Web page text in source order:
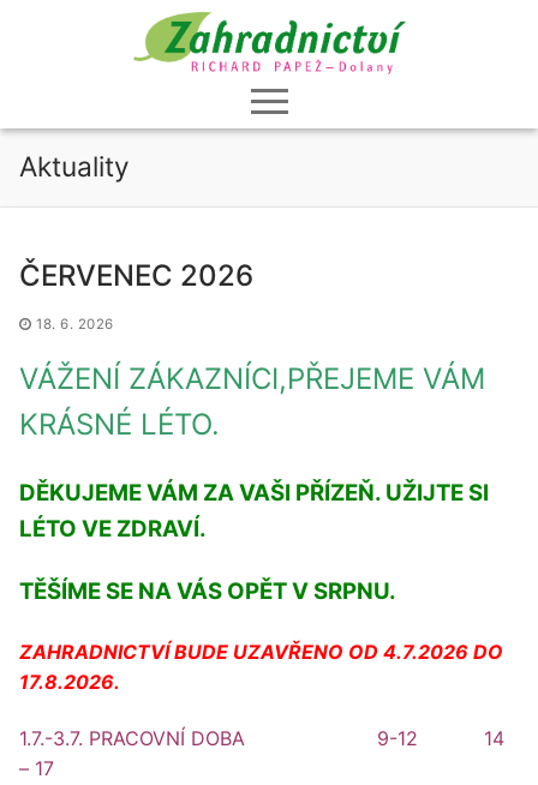
Aktuality
ČERVENEC 2026
18. 6. 2026
VÁŽENÍ ZÁKAZNÍCI,PŘEJEME VÁM
KRÁSNÉ LÉTO.
DĚKUJEME VÁM ZA VAŠI PŘÍZEŇ. UŽIJTE SI
LÉTO VE ZDRAVÍ.
TĚŠÍME SE NA VÁS OPĚT V SRPNU.
ZAHRADNICTVÍ BUDE UZAVŘENO OD 4.7.2026 DO
17.8.2026.
1.7.-3.7. PRACOVNÍ DOBA 9-12 14
– 17